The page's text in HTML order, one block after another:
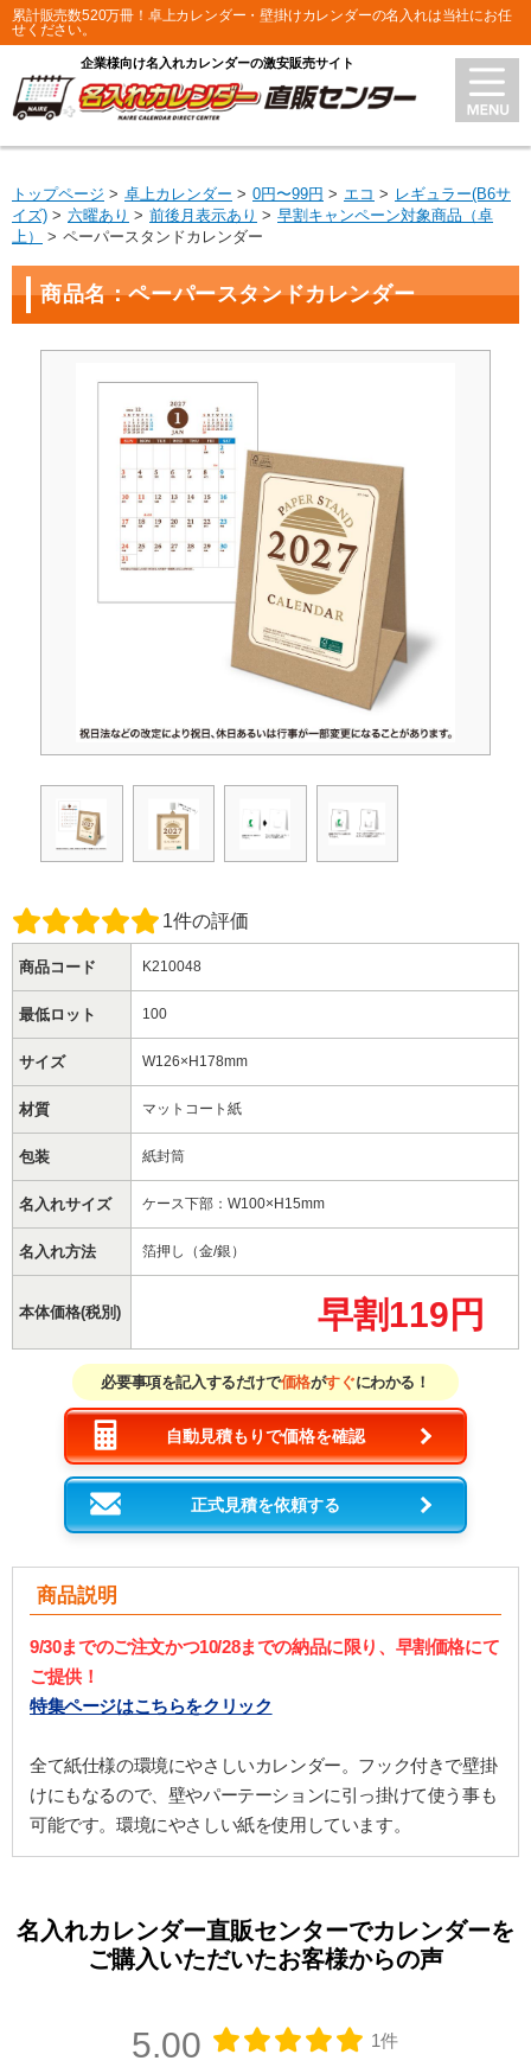
累計販売数520万冊！卓上カレンダー・壁掛けカレンダーの名入れは当社にお任
せください。
企業様向け名入れカレンダーの激安販売サイト
トップページ 卓上カレンダー 0円〜99円 エコ
レギュラー(B6サ
イズ)
六曜あり 前後月表示あり
早割キャンペーン対象商品（卓
上）
ペーパースタンドカレンダー
商品名：ペーパースタンドカレンダー
1件
商品コード K210048
最低ロット 100
サイズ W126×H178mm
材質 マットコート紙
包装 紙封筒
名入れサイズ ケース下部：W100×H15mm
名入れ方法 箔押し（金/銀）
本体価格(税別) 早割119円
必要事項を記入するだけで価格がすぐにわかる！
自動見積もりで価格を確認
正式見積を依頼する
商品説明
9/30までのご注文かつ10/28までの納品に限り、早割価格にて
ご提供！
特集ページはこちらをクリック
全て紙仕様の環境にやさしいカレンダー。フック付きで壁掛
けにもなるので、壁やパーテーションに引っ掛けて使う事も
可能です。環境にやさしい紙を使用しています。
名入れカレンダー直販センターでカレンダーを
ご購入いただいたお客様からの声
5.00 1件